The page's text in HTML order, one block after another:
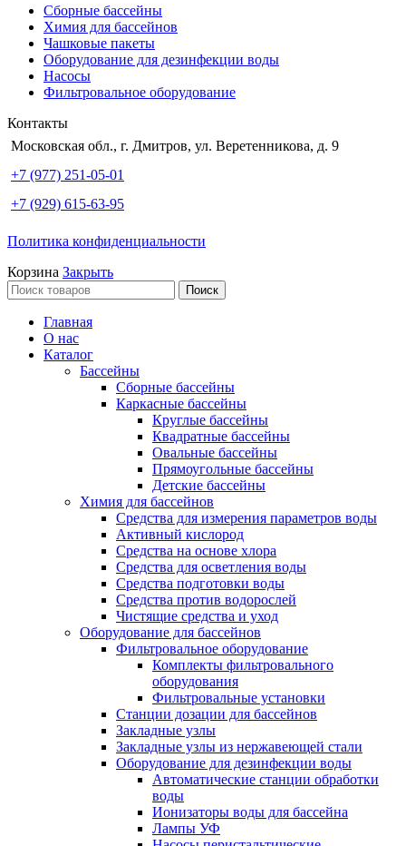
Сборные бассейны
Химия для бассейнов
Чашковые пакеты
Оборудование для дезинфекции воды
Насосы
Фильтровальное оборудование
Контакты
Московская обл., г. Дмитров, ул. Веретенникова, д. 9
+7 (977) 251-05-01
+7 (929) 615-63-95
Политика конфиденциальности
Корзина Закрыть
Поиск
Главная
О нас
Каталог
Бассейны
Сборные бассейны
Каркасные бассейны
Круглые бассейны
Квадратные бассейны
Овальные бассейны
Прямоугольные бассейны
Детские бассейны
Химия для бассейнов
Средства для измерения параметров воды
Активный кислород
Средства на основе хлора
Средства для осветления воды
Средства подготовки воды
Средства против водорослей
Чистящие средства и уход
Оборудование для бассейнов
Фильтровальное оборудование
Комплекты фильтровального
оборудования
Фильтровальные установки
Станции дозации для бассейнов
Закладные узлы
Закладные узлы из нержавеющей стали
Оборудование для дезинфекции воды
Автоматические станции обработки
воды
Ионизаторы воды для бассейна
Лампы УФ